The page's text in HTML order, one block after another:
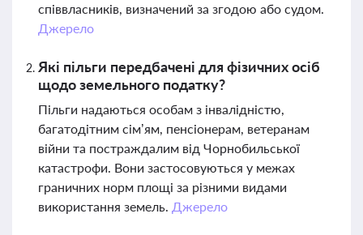
співвласників, визначений за згодою або судом.
Джерело
Які пільги передбачені для фізичних осіб
щодо земельного податку?
Пільги надаються особам з інвалідністю,
багатодітним сім’ям, пенсіонерам, ветеранам
війни та постраждалим від Чорнобильської
катастрофи. Вони застосовуються у межах
граничних норм площі за різними видами
використання земель. Джерело